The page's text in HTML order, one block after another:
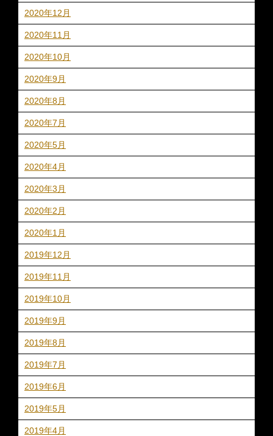
2020年12月
2020年11月
2020年10月
2020年9月
2020年8月
2020年7月
2020年5月
2020年4月
2020年3月
2020年2月
2020年1月
2019年12月
2019年11月
2019年10月
2019年9月
2019年8月
2019年7月
2019年6月
2019年5月
2019年4月